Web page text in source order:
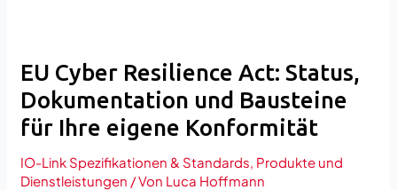
EU Cyber Resilience Act: Status,
Dokumentation und Bausteine
für Ihre eigene Konformität
IO-Link Spezifikationen & Standards Produkte und
Dienstleistungen / Von Luca Hoffmann